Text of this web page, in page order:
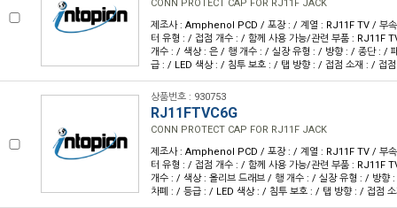
CONN PROTECT CAP FOR RJ11F JACK
제조사 : Amphenol PCD / 포장 : / 계열 : RJ11F TV / 부속
터 유형 : / 접점 개수 : / 함께 사용 가능/관련 부품 : RJ11F
개수 : / 색상 : 은 / 행 개수 : / 실장 유형 : / 방향 : / 종단 : /
급 : / LED 색상 : / 침투 보호 : / 탭 방향 : / 접점 소재 : / 접
상품번호 : 930753
RJ11FTVC6G
CONN PROTECT CAP FOR RJ11F JACK
제조사 : Amphenol PCD / 포장 : / 계열 : RJ11F TV / 부속
터 유형 : / 접점 개수 : / 함께 사용 가능/관련 부품 : RJ11F
개수 : / 색상 : 올리브 드래브 / 행 개수 : / 실장 유형 : / 방향
차폐 : / 등급 : / LED 색상 : / 침투 보호 : / 탭 방향 : / 접점